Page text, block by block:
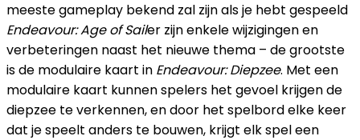
meeste gameplay bekend zal zijn als je hebt gespeeld
Endeavour: Age of Sailer zijn enkele wijzigingen en
verbeteringen naast het nieuwe thema – de grootste
is de modulaire kaart in Endeavour: Diepzee. Met een
modulaire kaart kunnen spelers het gevoel krijgen de
diepzee te verkennen, en door het spelbord elke keer
dat je speelt anders te bouwen, krijgt elk spel een